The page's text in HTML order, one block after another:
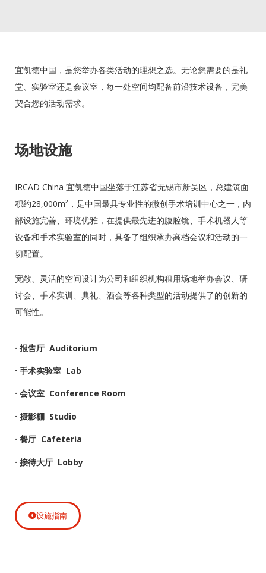
宜凯德中国，是您举办各类活动的理想之选。无论您需要的是礼
堂、实验室还是会议室，每一处空间均配备前沿技术设备，完美
契合您的活动需求。
场地设施
IRCAD China 宜凯德中国坐落于江苏省无锡市新吴区，总建筑面
积约28,000m²，是中国最具专业性的微创手术培训中心之一，内
部设施完善、环境优雅，在提供最先进的腹腔镜、手术机器人等
设备和手术实验室的同时，具备了组织承办高档会议和活动的一
切配置。
宽敞、灵活的空间设计为公司和组织机构租用场地举办会议、研
讨会、手术实训、典礼、酒会等各种类型的活动提供了的创新的
可能性。
· 报告厅 Auditorium
· 手术实验室 Lab
· 会议室 Conference Room
· 摄影棚 Studio
· 餐厅 Cafeteria
· 接待大厅 Lobby
设施指南